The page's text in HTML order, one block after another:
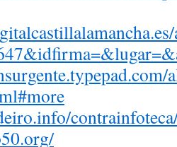
typepad.com/